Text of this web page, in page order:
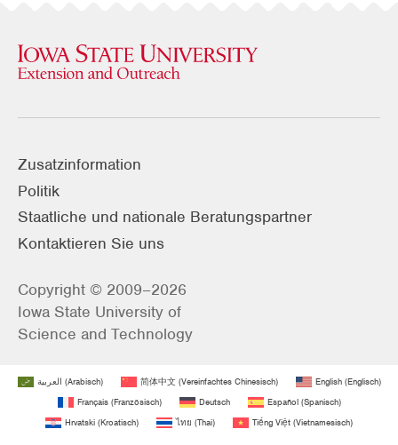
Zusatzinformation
Politik
Staatliche und nationale Beratungspartner
Kontaktieren Sie uns
Copyright © 2009–2026
Iowa State University of
Science and Technology
العربية (Arabisch) 简体中文(Vereinfachtes Chinesisch) English(Englisch)
Français(Französisch) Deutsch Español(Spanisch)
Hrvatski (Kroatisch) ไทย (Thai) Tiếng Việt (Vietnamesisch)